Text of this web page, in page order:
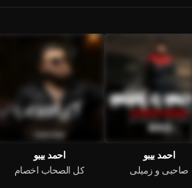
احمد بيبو
كل الصحاب اخصام
احمد بيبو
صاحبى و زميلى